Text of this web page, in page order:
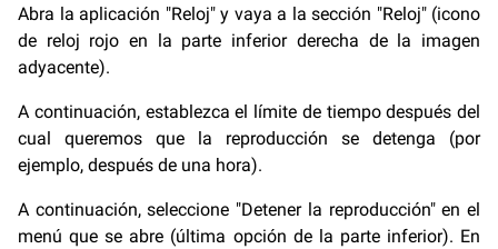
Abra la aplicación "Reloj" y vaya a la sección "Reloj" (icono
de reloj rojo en la parte inferior derecha de la imagen
adyacente).
A continuación, establezca el límite de tiempo después del
cual queremos que la reproducción se detenga (por
ejemplo, después de una hora).
A continuación, seleccione "Detener la reproducción" en el
menú que se abre (última opción de la parte inferior). En